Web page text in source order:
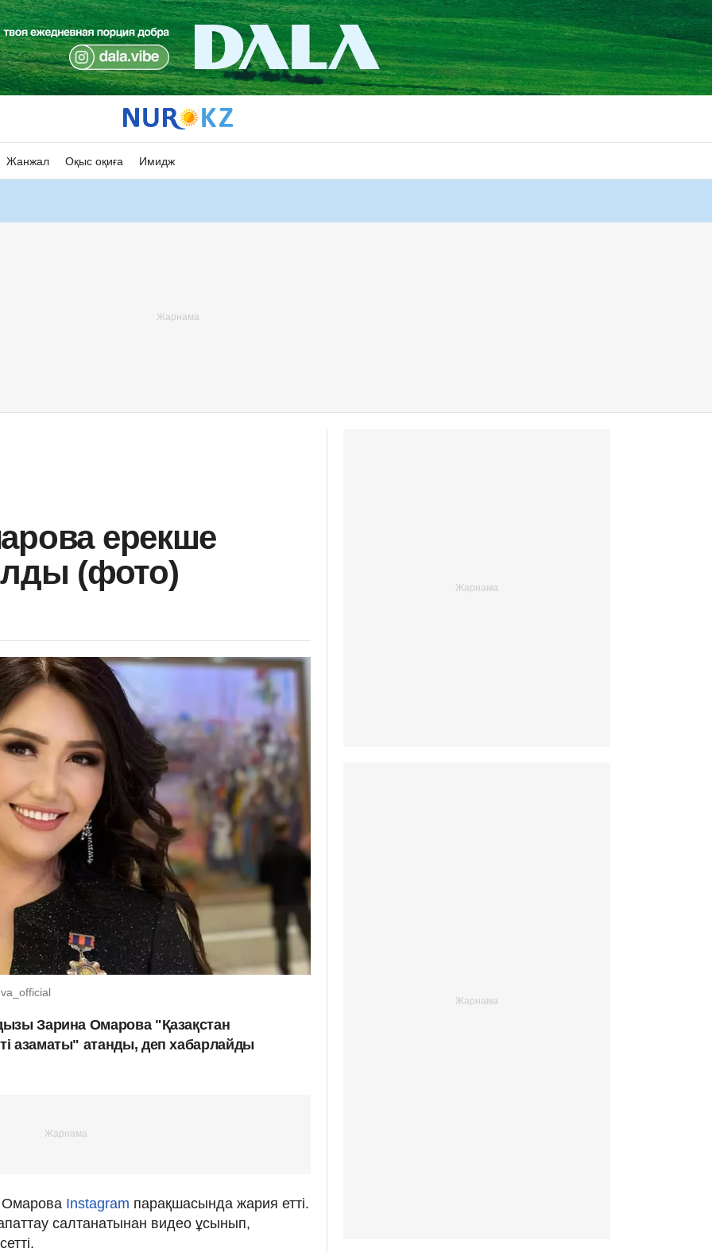
Жанжал Оқыс оқиға Имидж
ерекше
(фото)
Зарина Омарова "Қазақстан
азаматы" атанды, деп хабарлайды
Instagram парақшасында жария етті.
салтанатынан видео ұсынып,